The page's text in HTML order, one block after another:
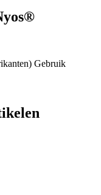
Gebruik